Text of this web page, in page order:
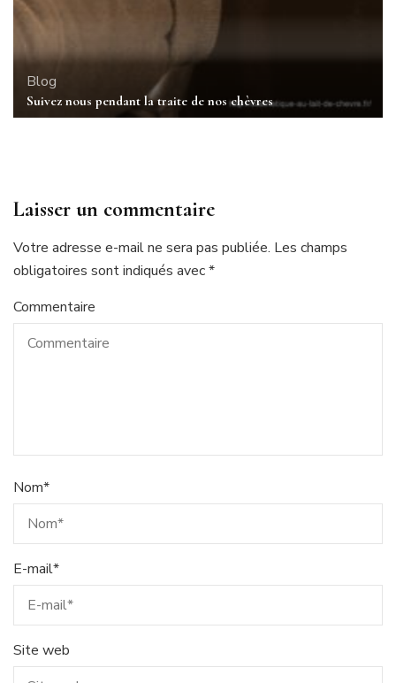
Blog
Suivez nous pendant la traite de nos chèvres
Laisser un commentaire
Votre adresse e-mail ne sera pas publiée. Les champs
obligatoires sont indiqués avec*
Commentaire
Nom*
E-mail*
Site web